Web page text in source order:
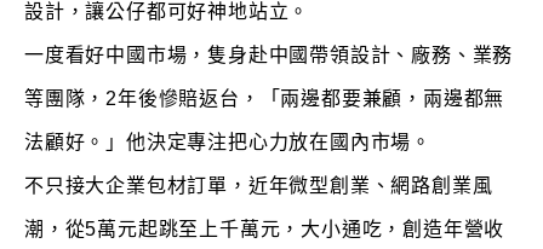
設計，讓公仔都可好神地站立。
一度看好中國市場，隻身赴中國帶領設計、廠務、業務
等團隊，2年後慘賠返台，「兩邊都要兼顧，兩邊都無
法顧好。」他決定專注把心力放在國內市場。
不只接大企業包材訂單，近年微型創業、網路創業風
潮，從5萬元起跳至上千萬元，大小通吃，創造年營收